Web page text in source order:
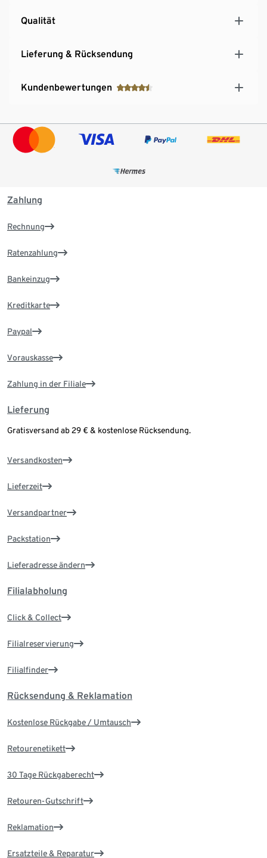
Qualität
Lieferung & Rücksendung
Kundenbewertungen
Zahlung
Rechnung
Ratenzahlung
Bankeinzug
Kreditkarte
Paypal
Vorauskasse
Zahlung in der Filiale
Lieferung
Gratisversand ab 29 € & kostenlose Rücksendung.
Versandkosten
Lieferzeit
Versandpartner
Packstation
Lieferadresse ändern
Filialabholung
Click & Collect
Filialreservierung
Filialfinder
Rücksendung & Reklamation
Kostenlose Rückgabe / Umtausch
Retourenetikett
30 Tage Rückgaberecht
Retouren-Gutschrift
Reklamation
Ersatzteile & Reparatur